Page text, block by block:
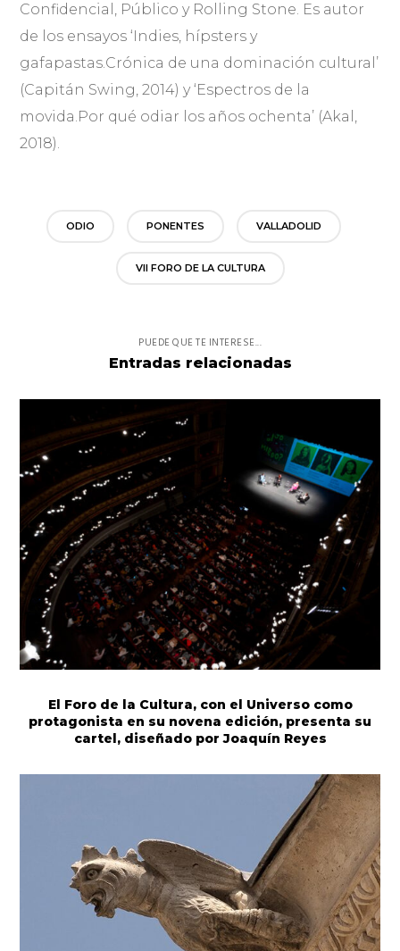
Confidencial, Público y Rolling Stone. Es autor
de los ensayos ‘Indies, hípsters y
gafapastas.Crónica de una dominación cultural’
(Capitán Swing, 2014) y ‘Espectros de la
movida.Por qué odiar los años ochenta’ (Akal,
2018).
ODIO PONENTES VALLADOLID
VII FORO DE LA CULTURA
PUEDE QUE TE INTERESE...
Entradas relacionadas
El Foro de la Cultura, con el Universo como
protagonista en su novena edición, presenta su
cartel, diseñado por Joaquín Reyes